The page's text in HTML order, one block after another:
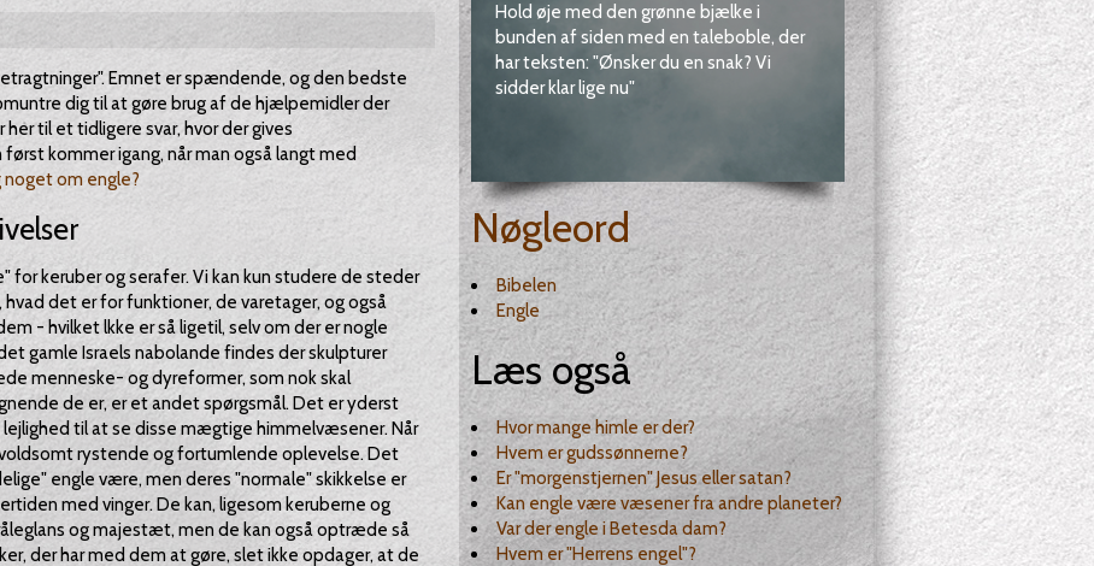
Emnet er spændende, og den bedste
dig til at gøre brug af de hjælpemidler der
til et tidligere svar, hvor der gives
kommer igang, når man også langt med
noget om engle?
for keruber og serafer. Vi kan kun studere de steder
det er for funktioner, de varetager, og også
- hvilket lkke er så ligetil, selv om der er nogle
gamle Israels nabolande findes der skulpturer
menneske- og dyreformer, som nok skal
de er, er et andet spørgsmål. Det er yderst
til at se disse mægtige himmelvæsener. Når
rystende og fortumlende oplevelse. Det
engle være, men deres "normale" skikkelse er
med vinger. De kan, ligesom keruberne og
og majestæt, men de kan også optræde så
der har med dem at gøre, slet ikke opdager, at de
Hold øje med den grønne bjælke i
bunden af siden med en taleboble, der
har teksten: "Ønsker du en snak? Vi
sidder klar lige nu"
Nøgleord
Bibelen
Engle
Læs også
Hvor mange himle er der?
Hvem er gudssønnerne?
Er "morgenstjernen" Jesus eller satan?
Kan engle være væsener fra andre planeter?
Var der engle i Betesda dam?
Hvem er "Herrens engel"?